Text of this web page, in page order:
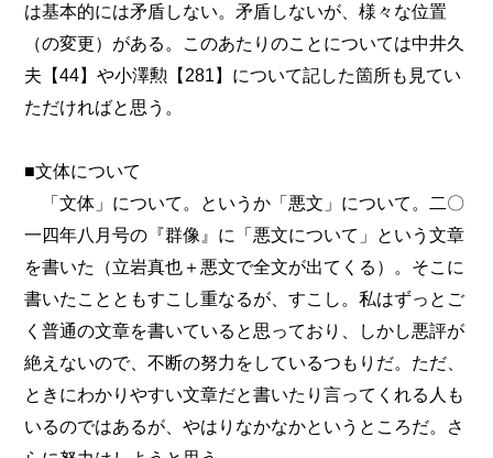
は基本的には矛盾しない。矛盾しないが、様々な位置
（の変更）がある。このあたりのことについては中井久
夫【44】や小澤勲【281】について記した箇所も見てい
ただければと思う。
■文体について
「文体」について。というか「悪文」について。二〇
一四年八月号の『群像』に「悪文について」という文章
を書いた（立岩真也＋悪文で全文が出てくる）。そこに
書いたことともすこし重なるが、すこし。私はずっとご
く普通の文章を書いていると思っており、しかし悪評が
絶えないので、不断の努力をしているつもりだ。ただ、
ときにわかりやすい文章だと書いたり言ってくれる人も
いるのではあるが、やはりなかなかというところだ。さ